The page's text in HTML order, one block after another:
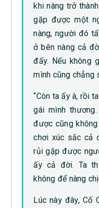
khi nàng trở
gặp được một
nàng, người đó
ở bên nàng cả
đấy. Nếu không
mình cũng chẳng
“Còn ta ấy à, rồi
gái mình
được cũng
chơi xúc sắc cả
rủi gặp được
ấy cả đời. Ta
không để nàng
Lúc này đây, Cố